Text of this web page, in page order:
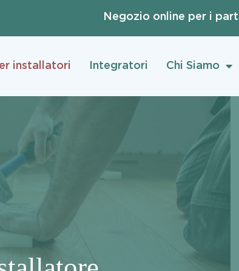
Negozio online per i
installatori Integratori Chi Siamo